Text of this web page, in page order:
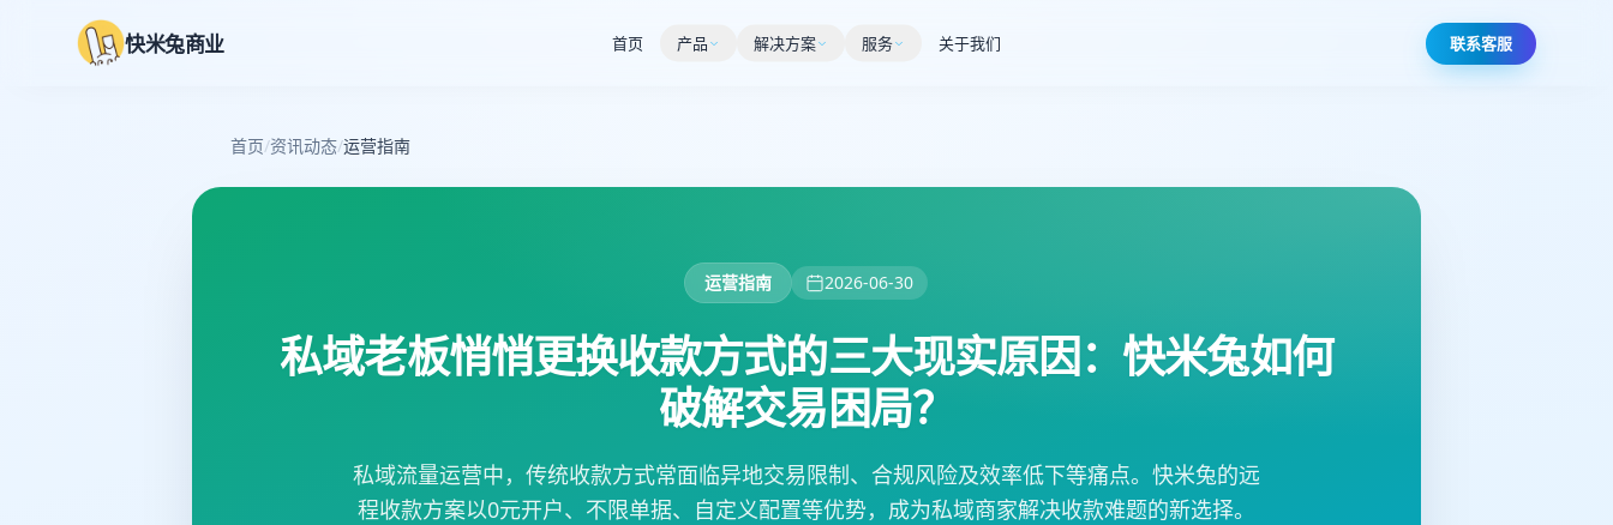
快米兔商业 首页 产品 解决方案 服务 关于我们 联系客服
首页/资讯动态/运营指南
运营指南 2026-06-30
私域老板悄悄更换收款方式的三大现实原因：快米兔如何
破解交易困局？
私域流量运营中，传统收款方式常面临异地交易限制、合规风险及效率低下等痛点。快米兔的远
程收款方案以0元开户、不限单据、自定义配置等优势，成为私域商家解决收款难题的新选择。